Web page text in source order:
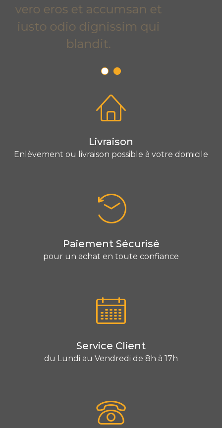
vero eros et accumsan et
iusto odio dignissim qui
Livraison
Enlèvement ou livraison possible à votre domicile
Paiement Sécurisé
pour un achat en toute confiance
Service Client
du Lundi au Vendredi de 8h à 17h